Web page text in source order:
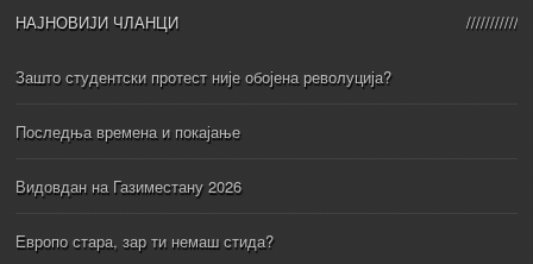
НАЈНОВИЈИ ЧЛАНЦИ
Зашто студентски протест није обојена револуција?
Последња времена и покајање
Видовдан на Газиместану 2026
Европо стара, зар ти немаш стида?